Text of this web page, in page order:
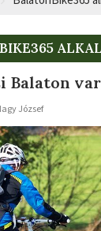
Balaton
József